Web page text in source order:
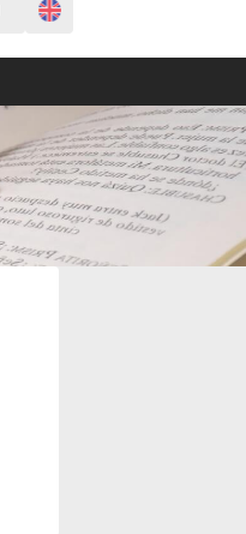
Engelska